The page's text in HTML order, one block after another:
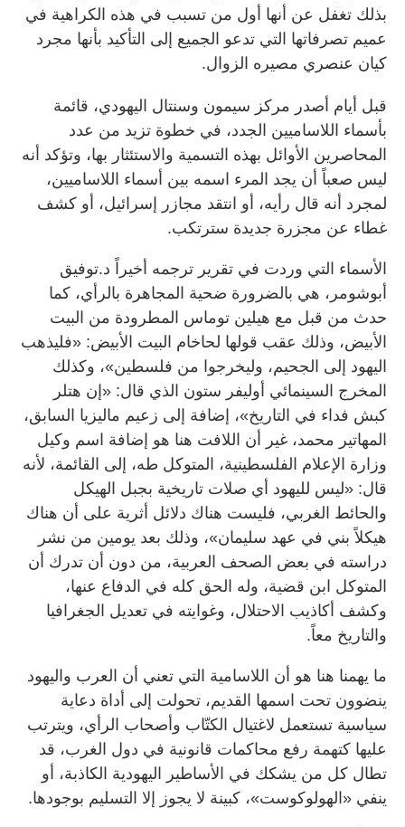
بذلك تغفل عن أنها أول من تسبب في هذه الكراهية في
عميم تصرفاتها التي تدعو الجميع إلى التأكيد بأنها مجرد
كيان عنصري مصيره الزوال.
قبل أيام أصدر مركز سيمون وسنتال اليهودي، قائمة
بأسماء اللاساميين الجدد، في خطوة تزيد من عدد
المحاصرين الأوائل بهذه التسمية والاستئثار بها، وتؤكد أنه
ليس صعباً أن يجد المرء اسمه بين أسماء اللاساميين،
لمجرد أنه قال رأيه، أو انتقد مجازر إسرائيل، أو كشف
غطاء عن مجزرة جديدة سترتكب.
الأسماء التي وردت في تقرير ترجمه أخيراً د.توفيق
أبوشومر، هي بالضرورة ضحية المجاهرة بالرأي، كما
حدث من قبل مع هيلين توماس المطرودة من البيت
الأبيض، وذلك عقب قولها لحاخام البيت الأبيض: «فليذهب
اليهود إلى الجحيم، وليخرجوا من فلسطين»، وكذلك
المخرج السينمائي أوليفر ستون الذي قال: «إن هتلر
كبش فداء في التاريخ»، إضافة إلى زعيم ماليزيا السابق،
المهاتير محمد، غير أن اللافت هنا هو إضافة اسم وكيل
وزارة الإعلام الفلسطينية، المتوكل طه، إلى القائمة، لأنه
قال: «ليس لليهود أي صلات تاريخية بجبل الهيكل
والحائط الغربي، فليست هناك دلائل أثرية على أن هناك
هيكلاً بني في عهد سليمان»، وذلك بعد يومين من نشر
دراسته في بعض الصحف العربية، من دون أن تدرك أن
المتوكل ابن قضية، وله الحق كله في الدفاع عنها،
وكشف أكاذيب الاحتلال، وغوايته في تعديل الجغرافيا
والتاريخ معاً.
ما يهمنا هنا هو أن اللاسامية التي تعني أن العرب واليهود
ينضوون تحت اسمها القديم، تحولت إلى أداة دعاية
سياسية تستعمل لاغتيال الكتّاب وأصحاب الرأي، ويترتب
عليها كتهمة رفع محاكمات قانونية في دول الغرب، قد
تطال كل من يشكك في الأساطير اليهودية الكاذبة، أو
ينفي «الهولوكوست»، كبينة لا يجوز إلا التسليم بوجودها.